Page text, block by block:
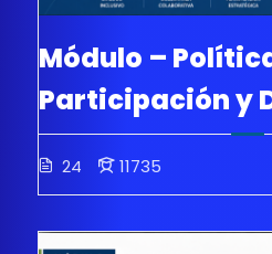
Módulo –
Participación y
24 11735